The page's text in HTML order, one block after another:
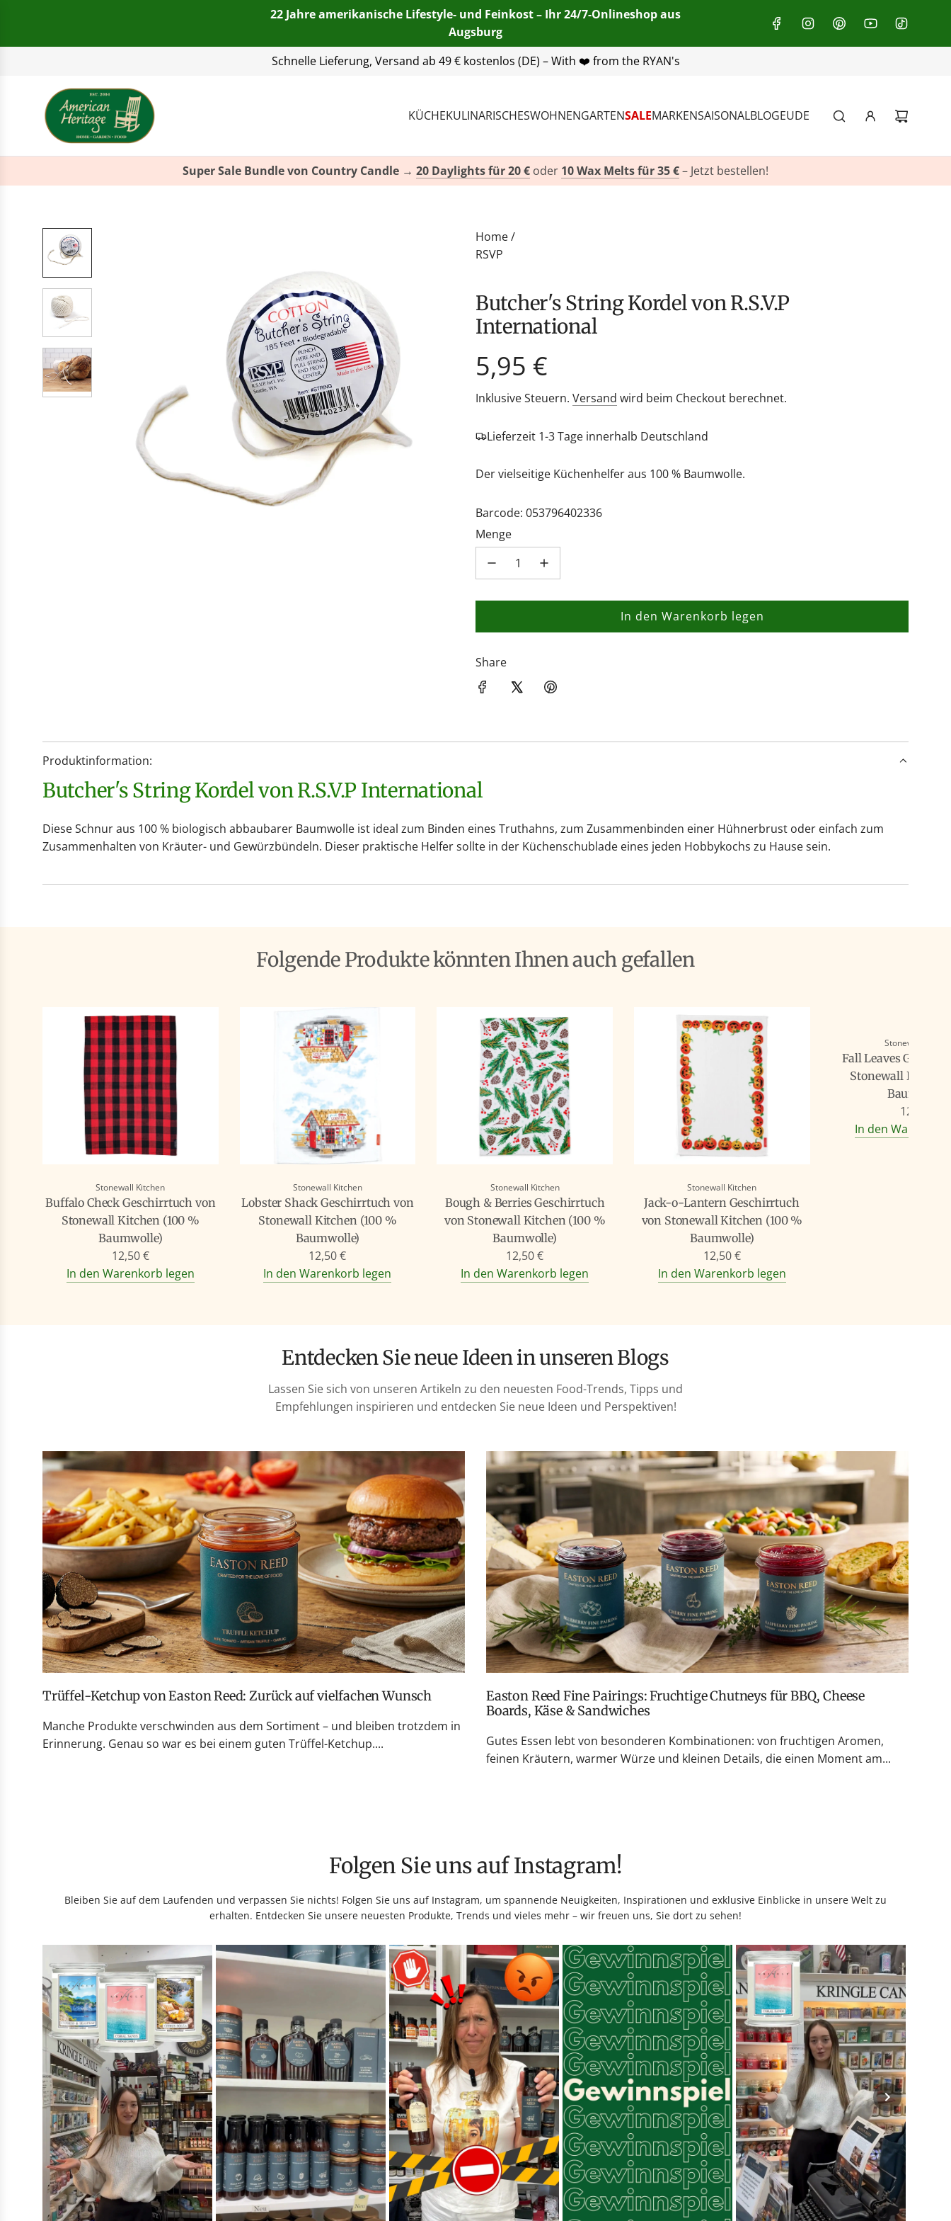
22 Jahre amerikanische Lifestyle- und Feinkost – Ihr 24/7-Onlineshop aus
Augsburg
+49(0)821 455 254 00| E-Mail:info@american-heritage.de| WhatsApp:+49(0)151 116 719 10
KÜCHEKULINARISCHESWOHNENGARTENSALEMARKENSAISONALBLOGEUDE
Super Sale Bundle von Country Candle → 20 Daylights für 20 € oder 10 Wax Melts für 35 €– Jetzt bestellen!
Home/
RSVP
Butcher's String Kordel von R.S.V.P
International
Regulärer
Preis
5,95 €
Inklusive Steuern. Versand wird beim Checkout berechnet.
Lieferzeit 1-3 Tage innerhalb Deutschland
Der vielseitige Küchenhelfer aus 100 % Baumwolle.
Barcode: 053796402336
Menge
In den Warenkorb legen
L
Share
Produktinformation:
Butcher's String Kordel von R.S.V.P International
Diese Schnur aus 100 % biologisch abbaubarer Baumwolle ist ideal zum Binden eines Truthahns, zum Zusammenbinden einer Hühnerbrust oder einfach zum
Zusammenhalten von Kräuter- und Gewürzbündeln. Dieser praktische Helfer sollte in der Küchenschublade eines jeden Hobbykochs zu Hause sein.
Folgende Produkte könnten Ihnen auch gefallen
Stonewall Kitchen
Buffalo Check Geschirrtuch von
Stonewall Kitchen (100 %
Baumwolle)
12,50 €
In den Warenkorb legen
Stonewall Kitchen
Lobster Shack Geschirrtuch von
Stonewall Kitchen (100 %
Baumwolle)
12,50 €
In den Warenkorb legen
Stonewall Kitchen
Bough & Berries Geschirrtuch
von Stonewall Kitchen (100 %
Baumwolle)
12,50 €
In den Warenkorb legen
Stonewall Kitchen
Jack-o-Lantern Geschirrtuch
von Stonewall Kitchen (100 %
Baumwolle)
12,50 €
In den Warenkorb legen
Stonewall
Fall Leaves
Stonewall Kitchen
Baumwolle)
12,50 €
In den
Entdecken Sie neue Ideen in unseren Blogs
Lassen Sie sich von unseren Artikeln zu den neuesten Food-Trends, Tipps und
Empfehlungen inspirieren und entdecken Sie neue Ideen und Perspektiven!
Trüffel-Ketchup von Easton Reed: Zurück auf vielfachen Wunsch
Manche Produkte verschwinden aus dem Sortiment – und bleiben trotzdem in
Erinnerung. Genau so war es bei einem guten Trüffel-Ketchup....
Easton Reed Fine Pairings: Fruchtige Chutneys für BBQ, Cheese
Boards, Käse & Sandwiches
Gutes Essen lebt von besonderen Kombinationen: von fruchtigen Aromen,
feinen Kräutern, warmer Würze und kleinen Details, die einen Moment am...
Folgen Sie uns auf Instagram!
Bleiben Sie auf dem Laufenden und verpassen Sie nichts! Folgen Sie uns auf Instagram, um spannende Neuigkeiten, Inspirationen und exklusive Einblicke in unsere Welt zu
erhalten. Entdecken Sie unsere neuesten Produkte, Trends und vieles mehr – wir freuen uns, Sie dort zu sehen!